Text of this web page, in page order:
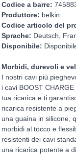
Codice a barre:
Produttore: belkin
Codice articolo del
Sprache: Deutsch,
Disponibile:
Morbidi, durevoli e
I nostri cavi più
i cavi BOOST
tua ricarica e ti
ricarica resistente a
una guaina in silicone,
morbidi al tocco e
resistenti dei cavi
una ricarica potente a